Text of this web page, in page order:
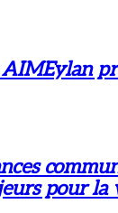
pour la